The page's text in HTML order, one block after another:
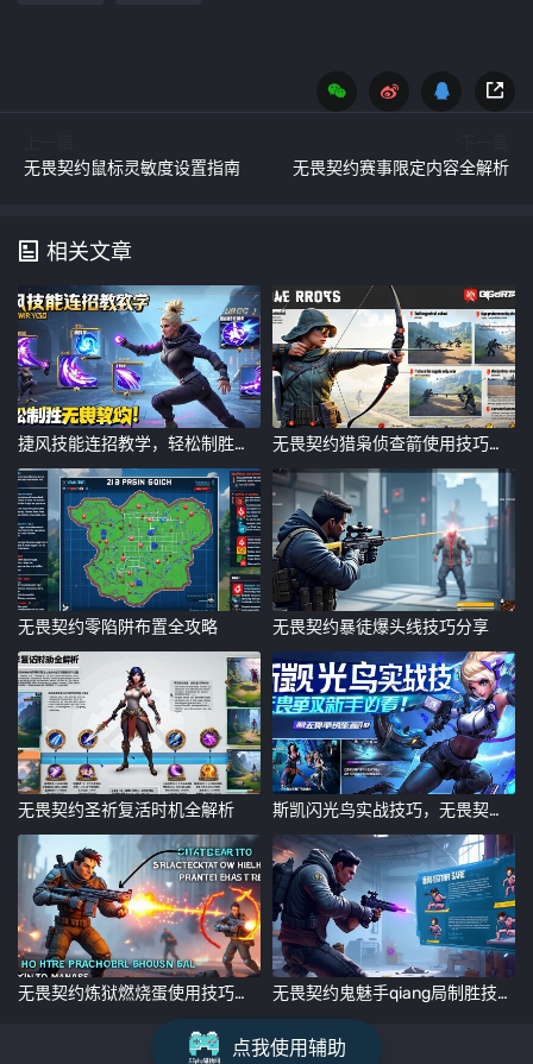
点我使用辅助
无畏契约鼠标灵敏度设置指南
无畏契约赛事限定内容全解析
相关文章
捷风技能连招教学，轻松制胜无畏契约！捷风技能连招教学，无畏契约制胜指南 无畏契约猎枭侦查箭使用技巧与实战解析
无畏契约零陷阱布置全攻略 无畏契约暴徒爆头线技巧分享
无畏契约圣祈复活时机全解析 斯凯闪光鸟实战技巧，无畏契约新手必看！斯凯闪光鸟实战技巧，无畏契约新手必学指南
无畏契约炼狱燃烧蛋使用技巧教学 无畏契约鬼魅手qiang局制胜技巧分享，html，无畏契约鬼魅手qiang局制胜技巧分享